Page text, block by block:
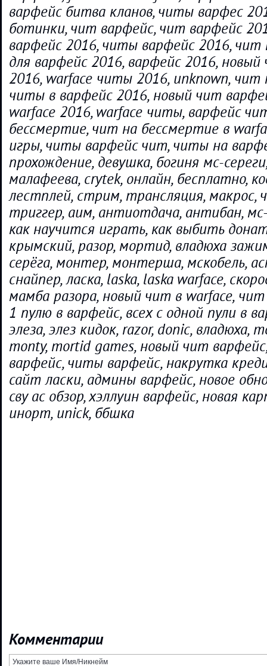
варфейс битва кланов, читы варфес
ботинки, чит варфейс, чит варфейс
варфейс 2016, читы варфейс 2016,
для варфейс 2016, варфейс 2016,
2016, warface читы 2016, unknown, чит
читы в варфейс 2016, новый чит
warface 2016, warface читы, варфейс
бессмертие, чит на бессмертие в
игры, читы варфейс чит, читы на
прохождение, девушка, богиня мс-
малафеева, crytek, онлайн, бесплатно,
лестплей, стрим, трансляция, макрос,
триггер, аим, антиотдача, антибан,
как научится играть, как выбить
крымский, разор, мортид, владюха
серёга, монтер, монтерша, мскобель,
снайпер, ласка, laska, laska warface,
мамба разора, новый чит в warface,
1 пулю в варфейс, всех с одной пули в
элеза, элез кидок, razor, donic, владюха,
monty, mortid games, новый чит
варфейс, читы варфейс, накрутка
сайт ласки, админы варфейс, новое
сву ас обзор, хэллуин варфейс, новая
инорт, unick, ббшка
Комментарии